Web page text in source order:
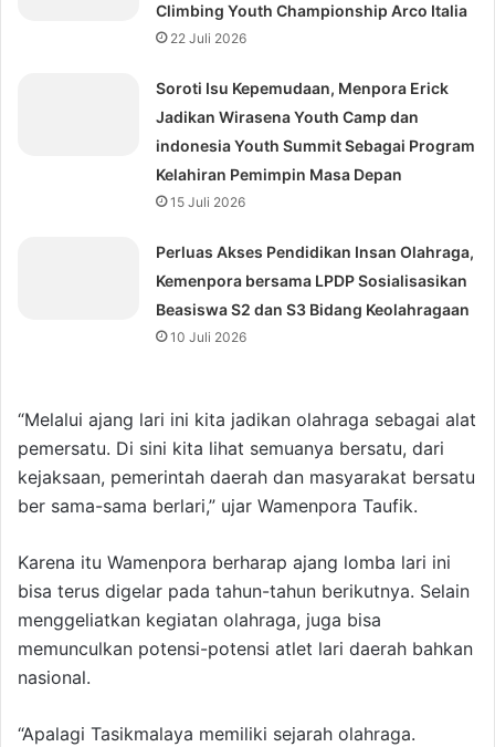
Climbing Youth Championship Arco Italia
22 Juli 2026
Soroti Isu Kepemudaan, Menpora Erick
Jadikan Wirasena Youth Camp dan
indonesia Youth Summit Sebagai Program
Kelahiran Pemimpin Masa Depan
15 Juli 2026
Perluas Akses Pendidikan Insan Olahraga,
Kemenpora bersama LPDP Sosialisasikan
Beasiswa S2 dan S3 Bidang Keolahragaan
10 Juli 2026
“Melalui ajang lari ini kita jadikan olahraga sebagai alat
pemersatu. Di sini kita lihat semuanya bersatu, dari
kejaksaan, pemerintah daerah dan masyarakat bersatu
ber sama-sama berlari,” ujar Wamenpora Taufik.
Karena itu Wamenpora berharap ajang lomba lari ini
bisa terus digelar pada tahun-tahun berikutnya. Selain
menggeliatkan kegiatan olahraga, juga bisa
memunculkan potensi-potensi atlet lari daerah bahkan
nasional.
“Apalagi Tasikmalaya memiliki sejarah olahraga.